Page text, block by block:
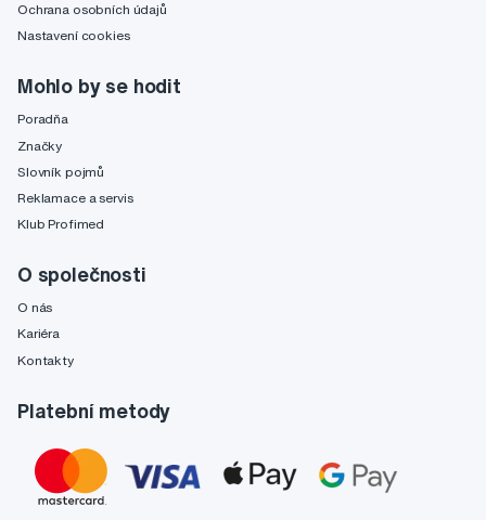
Ochrana osobních údajů
Nastavení cookies
Mohlo by se hodit
Poradňa
Značky
Slovník pojmů
Reklamace a servis
Klub Profimed
O společnosti
O nás
Kariéra
Kontakty
Platební metody